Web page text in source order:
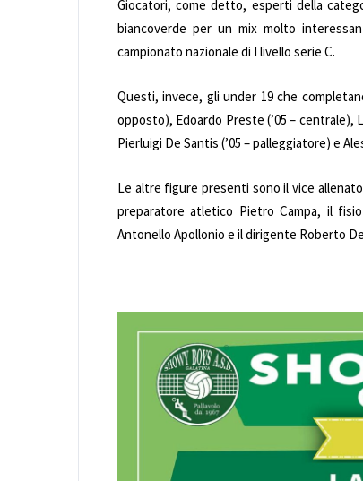
Giocatori, come detto, esperti della
biancoverde per un mix molto
campionato nazionale di I livello serie C.
Questi, invece, gli under 19 che
opposto), Edoardo Preste (’05 – centrale),
Pierluigi De Santis (’05 – palleggiatore) e
Le altre figure presenti sono il vice
preparatore atletico Pietro Campa, il
Antonello Apollonio e il dirigente Roberto